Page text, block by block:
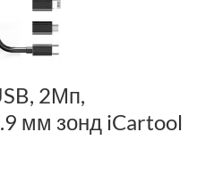
2Мп,
мм зонд iCartool